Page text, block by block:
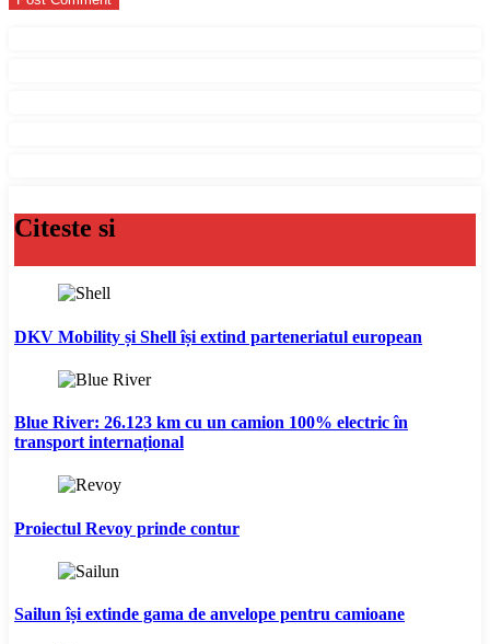
Citeste si
DKV Mobility și Shell își extind parteneriatul european
Blue River: 26.123 km cu un camion 100% electric în
transport internațional
Proiectul Revoy prinde contur
Sailun își extinde gama de anvelope pentru camioane